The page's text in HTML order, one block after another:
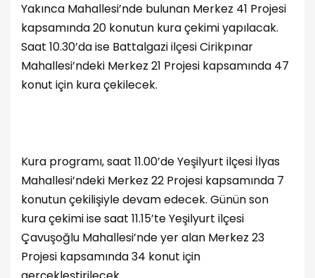
Yakınca Mahallesi’nde bulunan Merkez 41 Projesi
kapsamında 20 konutun kura çekimi yapılacak.
Saat 10.30’da ise Battalgazi ilçesi Cirikpınar
Mahallesi’ndeki Merkez 21 Projesi kapsamında 47
konut için kura çekilecek.
Kura programı, saat 11.00’de Yeşilyurt ilçesi İlyas
Mahallesi’ndeki Merkez 22 Projesi kapsamında 7
konutun çekilişiyle devam edecek. Günün son
kura çekimi ise saat 11.15’te Yeşilyurt ilçesi
Çavuşoğlu Mahallesi’nde yer alan Merkez 23
Projesi kapsamında 34 konut için